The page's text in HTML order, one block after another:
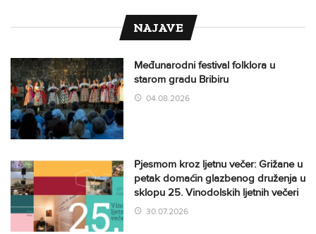
NAJAVE
Međunarodni festival folklora u
starom gradu Bribiru
04.08.2026
Pjesmom kroz ljetnu večer: Grižane u
petak domaćin glazbenog druženja u
sklopu 25. Vinodolskih ljetnih večeri
30.07.2026